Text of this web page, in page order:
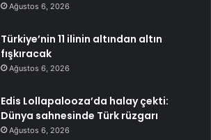
Ağustos 6, 2026
Türkiye’nin 11 ilinin altından altın
fışkıracak
Ağustos 6, 2026
Edis Lollapalooza’da halay çekti:
Dünya sahnesinde Türk rüzgarı
Ağustos 6, 2026